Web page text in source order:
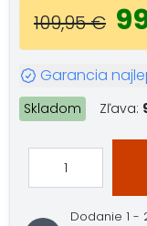
109,95 €
Garancia
Skladom Zľava:
Dodanie 1 -